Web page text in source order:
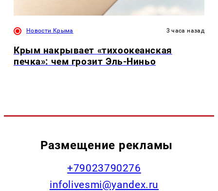
Новости Крыма 3 часа назад
Крым накрывает «тихоокеанская
печка»: чем грозит Эль-Ниньо
Размещение рекламы
+79023790276
infolivesmi@yandex.ru